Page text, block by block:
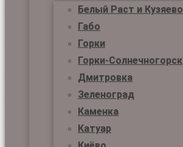
Белый Раст и Кузяево
Габо
Горки
Горки-Солнечногорск
Дмитровка
Зеленоград
Каменка
Катуар